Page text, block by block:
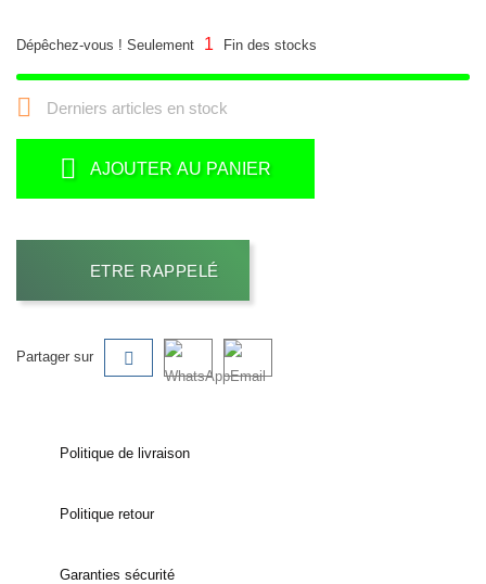
Dépêchez-vous ! Seulement 1 Fin des stocks
 Derniers articles en stock
AJOUTER AU PANIER
ETRE RAPPELÉ
Partager sur
Politique de livraison
Politique retour
Garanties sécurité